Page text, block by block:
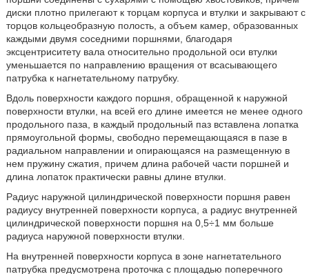
диски плотно прилегают к торцам корпуса и втулки и закрывают с
торцов кольцеобразную полость, а объем камер, образованных
каждыми двумя соседними поршнями, благодаря
эксцентриситету вала относительно продольной оси втулки
уменьшается по направлению вращения от всасывающего
патрубка к нагнетательному патрубку.
Вдоль поверхности каждого поршня, обращенной к наружной
поверхности втулки, на всей его длине имеется не менее одного
продольного паза, в каждый продольный паз вставлена лопатка
прямоугольной формы, свободно перемещающаяся в пазе в
радиальном направлении и опирающаяся на размещенную в
нем пружину сжатия, причем длина рабочей части поршней и
длина лопаток практически равны длине втулки.
Радиус наружной цилиндрической поверхности поршня равен
радиусу внутренней поверхности корпуса, а радиус внутренней
цилиндрической поверхности поршня на 0,5÷1 мм больше
радиуса наружной поверхности втулки.
На внутренней поверхности корпуса в зоне нагнетательного
патрубка предусмотрена проточка с площадью поперечного